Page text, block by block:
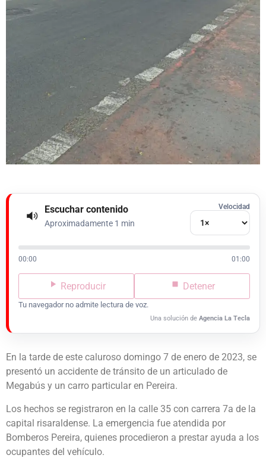
Escuchar contenido
Aproximadamente 1 min
Velocidad
00:00 01:00
Reproducir Detener
Tu navegador no admite lectura de voz.
Una solución de Agencia La Tecla
En la tarde de este caluroso domingo 7 de enero de 2023, se
presentó un accidente de tránsito de un articulado de
Megabús y un carro particular en Pereira.
Los hechos se registraron en la calle 35 con carrera 7a de la
capital risaraldense. La emergencia fue atendida por
Bomberos Pereira, quienes procedieron a prestar ayuda a los
ocupantes del vehículo.